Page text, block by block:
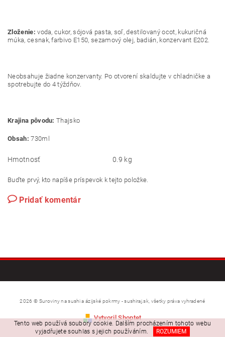
Zloženie: voda, cukor, sójová pasta, soľ, destilovaný ocot, kukuričná
múka, cesnak, farbivo E150, sezamový olej, badián, konzervant E202.
Neobsahuje žiadne konzervanty. Po otvorení skaldujte v chladničke a
spotrebujte do 4 týždňov.
Krajina pôvodu: Thajsko
Obsah: 730ml
Hmotnosť 0.9 kg
Buďte prvý, kto napíše príspevok k tejto položke.
Pridať komentár
2026 © Suroviny na sushi a ázijské pokrmy - sushiraj.sk, všetky práva vyhradené
Vytvoril Shoptet
Tento web používá soubory cookie. Dalším procházením tohoto webu
vyjadřujete souhlas s jejich používáním.
ROZUMIEM